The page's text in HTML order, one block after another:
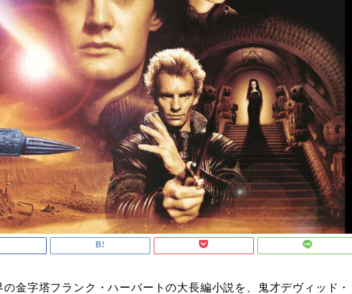
金字塔フランク・ハーバートの大長編小説を、鬼才デヴィッド・